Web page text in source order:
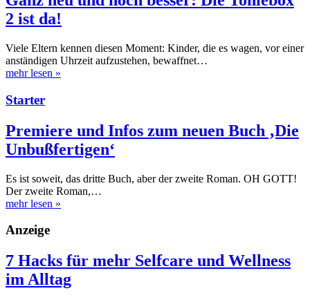
2 ist da!
Viele Eltern kennen diesen Moment: Kinder, die es wagen, vor einer
anständigen Uhrzeit aufzustehen, bewaffnet…
mehr lesen »
Starter
Premiere und Infos zum neuen Buch ‚Die
Unbußfertigen‘
Es ist soweit, das dritte Buch, aber der zweite Roman. OH GOTT!
Der zweite Roman,…
mehr lesen »
Anzeige
7 Hacks für mehr Selfcare und Wellness
im Alltag